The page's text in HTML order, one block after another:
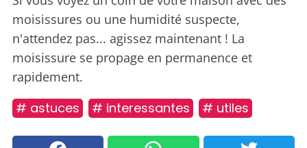
moisissures ou une humidité suspecte,
n'attendez pas... agissez maintenant ! La
moisissure se propage en permanence et
rapidement.
# astuces # interessantes # utiles